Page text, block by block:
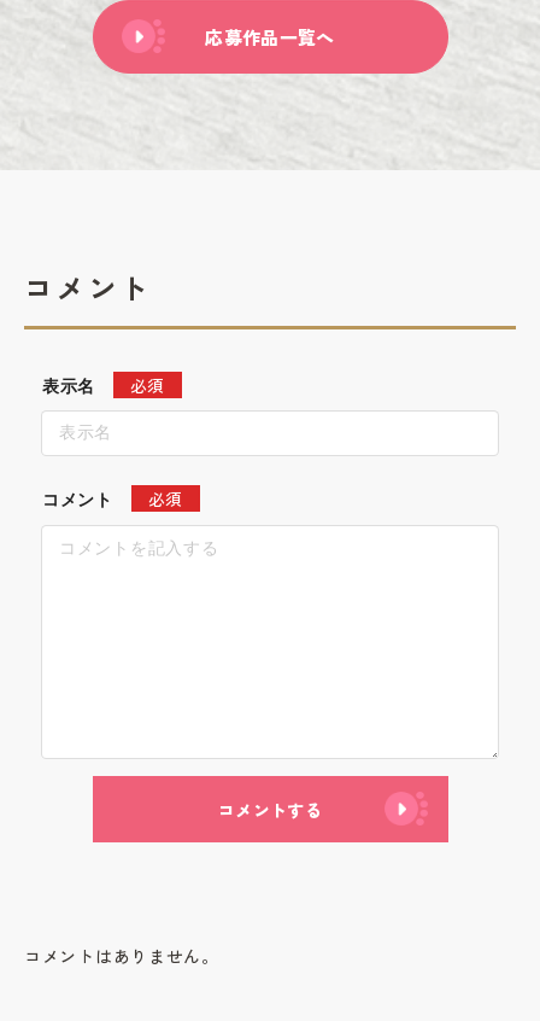
応募作品一覧へ
コメント
表示名 必須
コメント 必須
コメントする
コメントはありません。